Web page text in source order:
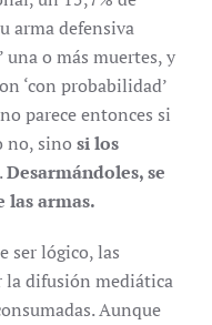
arma defensiva
una o más muertes, y
‘con probabilidad’
parece entonces si
no, sino si los
.Desarmándoles, se
las armas.
ser lógico, las
la difusión mediática
Aunque